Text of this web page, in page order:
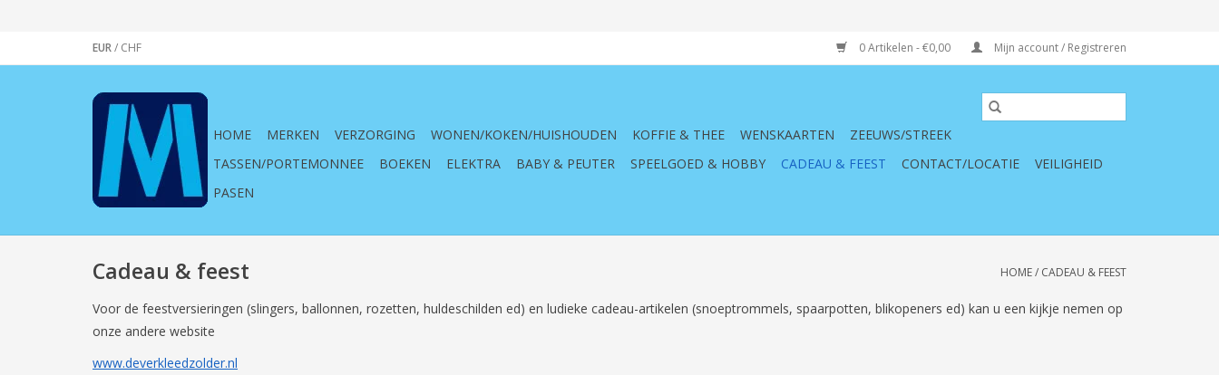
EUR/ CHF 0 Artikelen - €0,00 Mijn account / Registreren
HOME MERKEN VERZORGING WONEN/KOKEN/HUISHOUDEN KOFFIE & THEE WENSKAARTEN
ZEEUWS/STREEK
TASSEN/PORTEMONNEE
BOEKEN ELEKTRA BABY & PEUTER SPEELGOED & HOBBY CADEAU & FEEST CONTACT/LOCATIE
VEILIGHEID
PASEN
Cadeau & feest HOME/ CADEAU & FEEST
Voor de feestversieringen (slingers, ballonnen, rozetten, huldeschilden ed) en ludieke cadeau-artikelen (snoeptrommels, spaarpotten, blikopeners ed) kan u een kijkje nemen op
onze andere website
www.deverkleedzolder.nl